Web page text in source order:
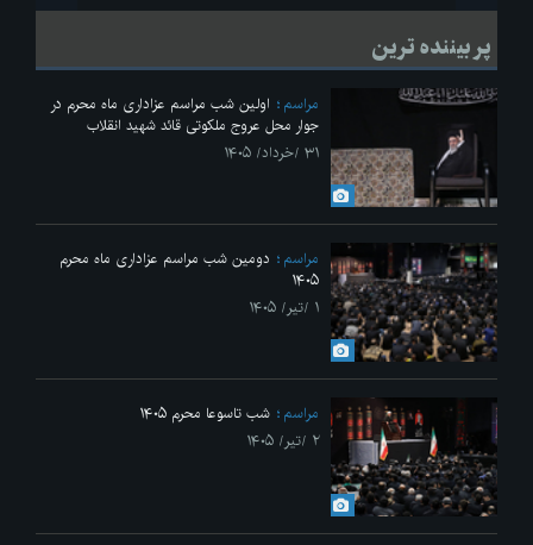
پر بیننده ترین
مراسم
اولین شب مراسم عزاداری ماه محرم در
جوار محل عروج ملکوتی قائد شهید انقلاب
۳۱ /خرداد/ ۱۴۰۵
مراسم
دومین شب مراسم عزاداری ماه محرم
۱۴۰۵
۱ /تیر/ ۱۴۰۵
مراسم
شب تاسوعا محرم ۱۴۰۵
۲ /تیر/ ۱۴۰۵